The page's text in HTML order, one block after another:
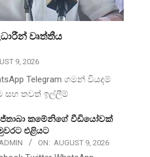
වෘත්තීය
9, 2026
Telegram ගමන් වියදම්
සහ තවත් ඉල්ලීම්
කමේනිගේ වීඩියෝවක්
එළියට
ADMIN ON: AUGUST 9, 2026